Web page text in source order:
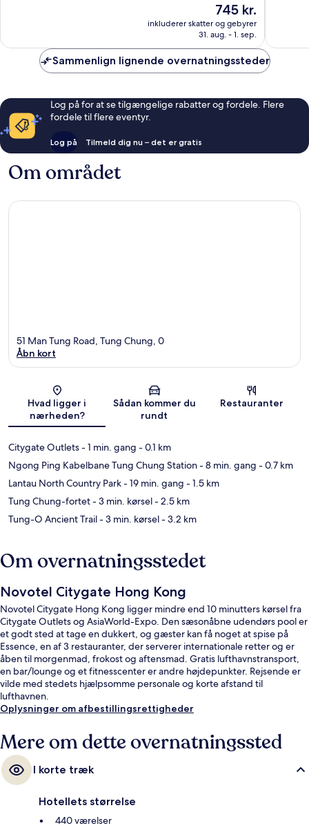
anmeldelser
Prisen
er
745 kr.
745 kr.
inkluderer skatter og gebyrer
31. aug. - 1. sep.
Sammenlign lignende overnatningssteder
Log på for at se tilgængelige rabatter og fordele. Flere
fordele til flere eventyr.
Log på Tilmeld dig nu – det er gratis
Om området
Kort
51 Man Tung Road, Tung Chung, 0
Åbn kort
Hvad ligger i
nærheden?
Sådan kommer du
rundt
Restauranter
Citygate Outlets- 1 min. gang - 0.1 km
Ngong Ping Kabelbane Tung Chung Station- 8 min. gang - 0.7 km
Lantau North Country Park- 19 min. gang - 1.5 km
Tung Chung-fortet- 3 min. kørsel- 2.5 km
Tung-O Ancient Trail- 3 min. kørsel- 3.2 km
Om overnatningsstedet
Novotel Citygate Hong Kong
Novotel Citygate Hong Kong ligger mindre end 10 minutters kørsel fra
Citygate Outlets og AsiaWorld-Expo. Den sæsonåbne udendørs pool er
et godt sted at tage en dukkert, og gæster kan få noget at spise på
Essence, en af 3 restauranter, der serverer internationale retter og er
åben til morgenmad, frokost og aftensmad. Gratis lufthavnstransport,
en bar/lounge og et fitnesscenter er andre højdepunkter. Rejsende er
vilde med stedets hjælpsomme personale og korte afstand til
lufthavnen.
Oplysninger om afbestillingsrettigheder
Mere om dette overnatningssted
I korte træk
Hotellets størrelse
440 værelser